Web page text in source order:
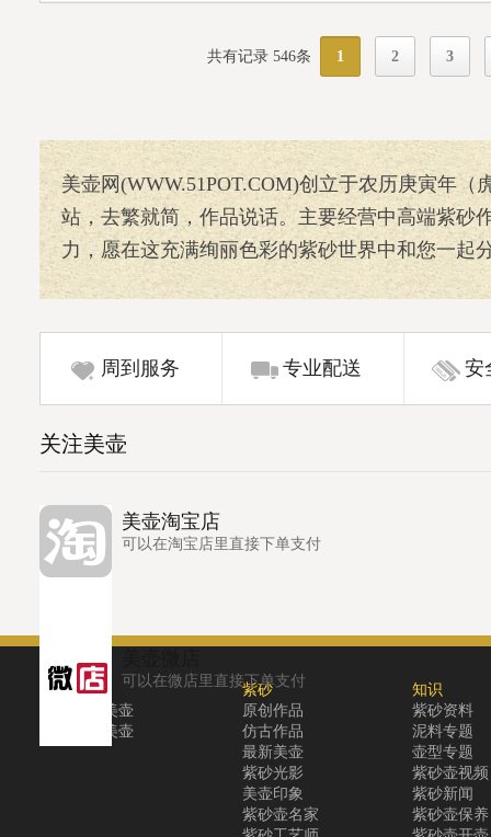
共有记录 546条 1 2 3
美壶网(WWW.51POT.COM)创立于农历庚寅年
站，去繁就简，作品说话。主要经营中高端紫砂
力，愿在这充满绚丽色彩的紫砂世界中和您一起
周到服务 专业配送 安
关注美壶
美壶淘宝店
可以在淘宝店里直接下单支付
可以在微店里直接下单支付
关于
关于美壶
联系美壶
紫砂
原创作品
仿古作品
最新美壶
紫砂光影
美壶印象
紫砂壶名家
知识
紫砂资料
泥料专题
壶型专题
紫砂壶视频
紫砂新闻
紫砂壶保养